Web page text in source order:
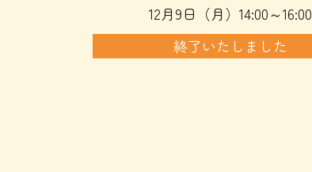
12月9日（月）14:00～16:00
終了いたしました